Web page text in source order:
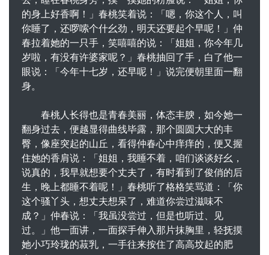
的身上好香啊！」春桃笑着说：「嗯，你这个人，叫
你睡了，还啰嗦个什幺劲，明天还要起个早呢！」仲
春拉着她的一只手，笑嘻嘻的说：「姐姐，你今年几
岁啦，有没有许婆家呢？」春桃抽回了手，白了他一
眼说：「今年十七岁，还早呢！」说完便朝里面一翻
身。
春桃人长得也是青春美丽，体态丰腴，如今她一
翻身过去，便越显得曲线毕露，那个圆圆大大的丰
臀，像座突起的山丘，看得仲春心中痒痒的，便又握
住她的香肩说：「姐姐，我睡不着，咱们谈谈好幺，
说真的，我早就想要个丈夫了，有时看到了俊俏的后
生，晚上都睡不着呢！」春桃听了格格笑骂道：「你
这个骚丫头，想丈夫想呆了，难道你尝过滋味不
成？」仲春说：「我虽没尝过，但是也听过、见
过。」他一面讲，一面探手伸入那片抹胸里，轻抚摸
她小巧玲珑的菽乳，一手往来按住了高高坟起的肥